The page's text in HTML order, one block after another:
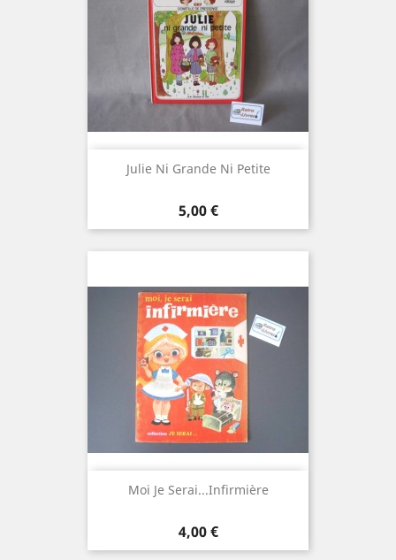
Julie Ni Grande Ni Petite
Prix
5,00 €
Moi Je Serai...Infirmière
Prix
4,00 €